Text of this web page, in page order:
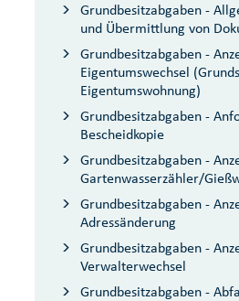
Grundbesitzabgaben -
und Übermittlung von
Grundbesitzabgaben -
Eigentumswechsel
Eigentumswohnung)
Grundbesitzabgaben -
Bescheidkopie
Grundbesitzabgaben -
Gartenwasserzähler/
Grundbesitzabgaben -
Adressänderung
Grundbesitzabgaben -
Verwalterwechsel
Grundbesitzabgaben -